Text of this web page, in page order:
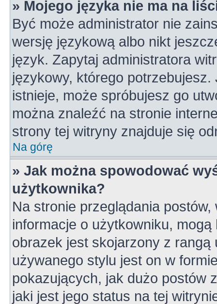
» Mojego języka nie ma na
Być może administrator nie
wersję językową albo nikt
język. Zapytaj administratora
językowy, którego
istnieje, może spróbujesz go
można znaleźć na stronie
strony tej witryny znajduje się
Na górę
» Jak można spowodować
użytkownika?
Na stronie przeglądania
informacje o użytkowniku,
obrazek jest skojarzony z
używanego stylu jest on w
pokazujących, jak dużo postów
jaki jest jego status na tej